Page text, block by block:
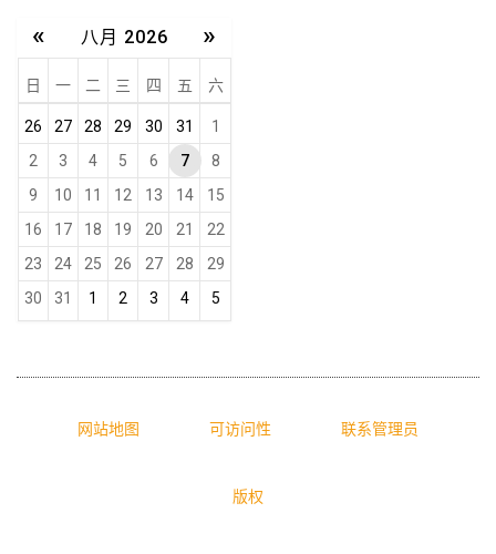
« 八月 2026 »
m
o
n
h
8
日 一 二 三 四 五 六
26 27 28 29 30 31
1
2
3 4 5 6 7
8
9
10 11 12 13 14
15
16
17 18 19 20 21
22
23
24 25 26 27 28
29
30
31 1 2 3 4 5
网站地图 可访问性 联系管理员
版权